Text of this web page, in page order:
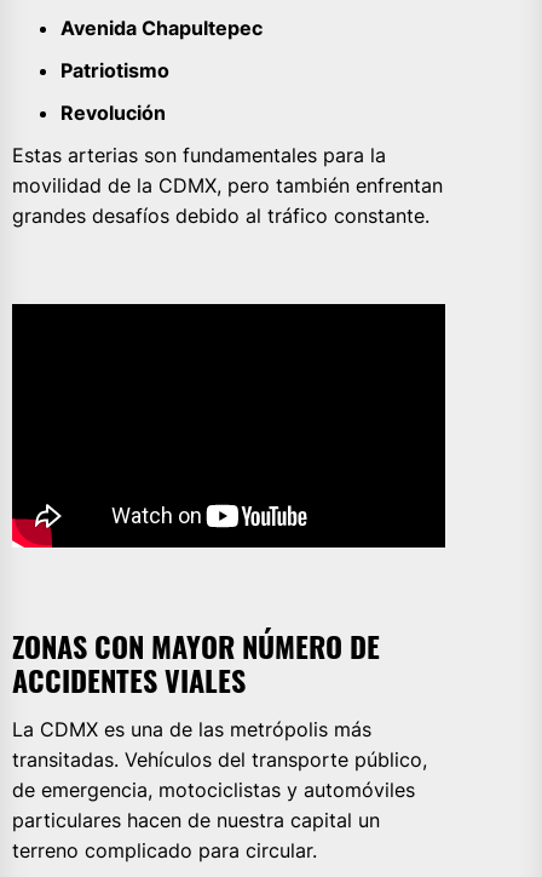
Avenida Chapultepec
Patriotismo
Revolución
Estas arterias son fundamentales para la
movilidad de la CDMX, pero también enfrentan
grandes desafíos debido al tráfico constante.
ZONAS CON MAYOR NÚMERO DE
ACCIDENTES VIALES
La CDMX es una de las metrópolis más
transitadas. Vehículos del transporte público,
de emergencia, motociclistas y automóviles
particulares hacen de nuestra capital un
terreno complicado para circular.